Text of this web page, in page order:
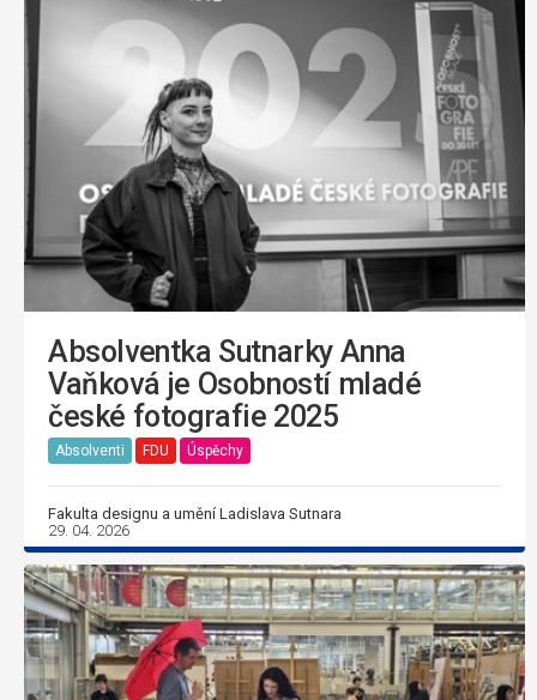
Absolventka Sutnarky Anna
Vaňková je Osobností mladé
české fotografie 2025
Absolventi FDU Úspěchy
Fakulta designu a umění Ladislava Sutnara
29. 04. 2026